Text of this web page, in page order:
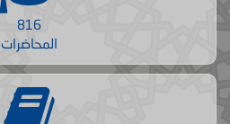
816
المحاضرات